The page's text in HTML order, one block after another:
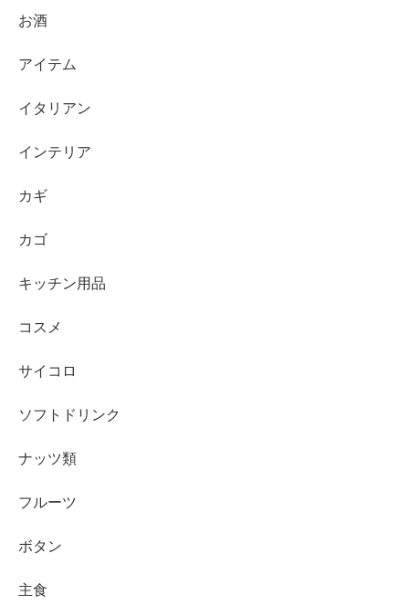
お酒
アイテム
イタリアン
インテリア
カギ
カゴ
キッチン用品
コスメ
サイコロ
ソフトドリンク
ナッツ類
フルーツ
ボタン
主食